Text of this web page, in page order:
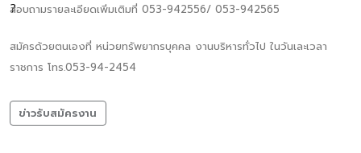
สอบถามรายละเอียดเพิ่มเติมที่ 053-942556/ 053-942565
สมัครด้วยตนเองที่ หน่วยทรัพยากรบุคคล งานบริหารทั่วไป ในวันเละเวลา
ราชการ โทร.053-94-2454
ข่าวรับสมัครงาน